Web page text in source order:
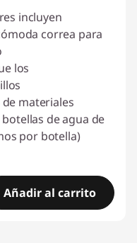
incluyen
correa para
los
materiales
de agua de
por botella)
Añadir al carrito